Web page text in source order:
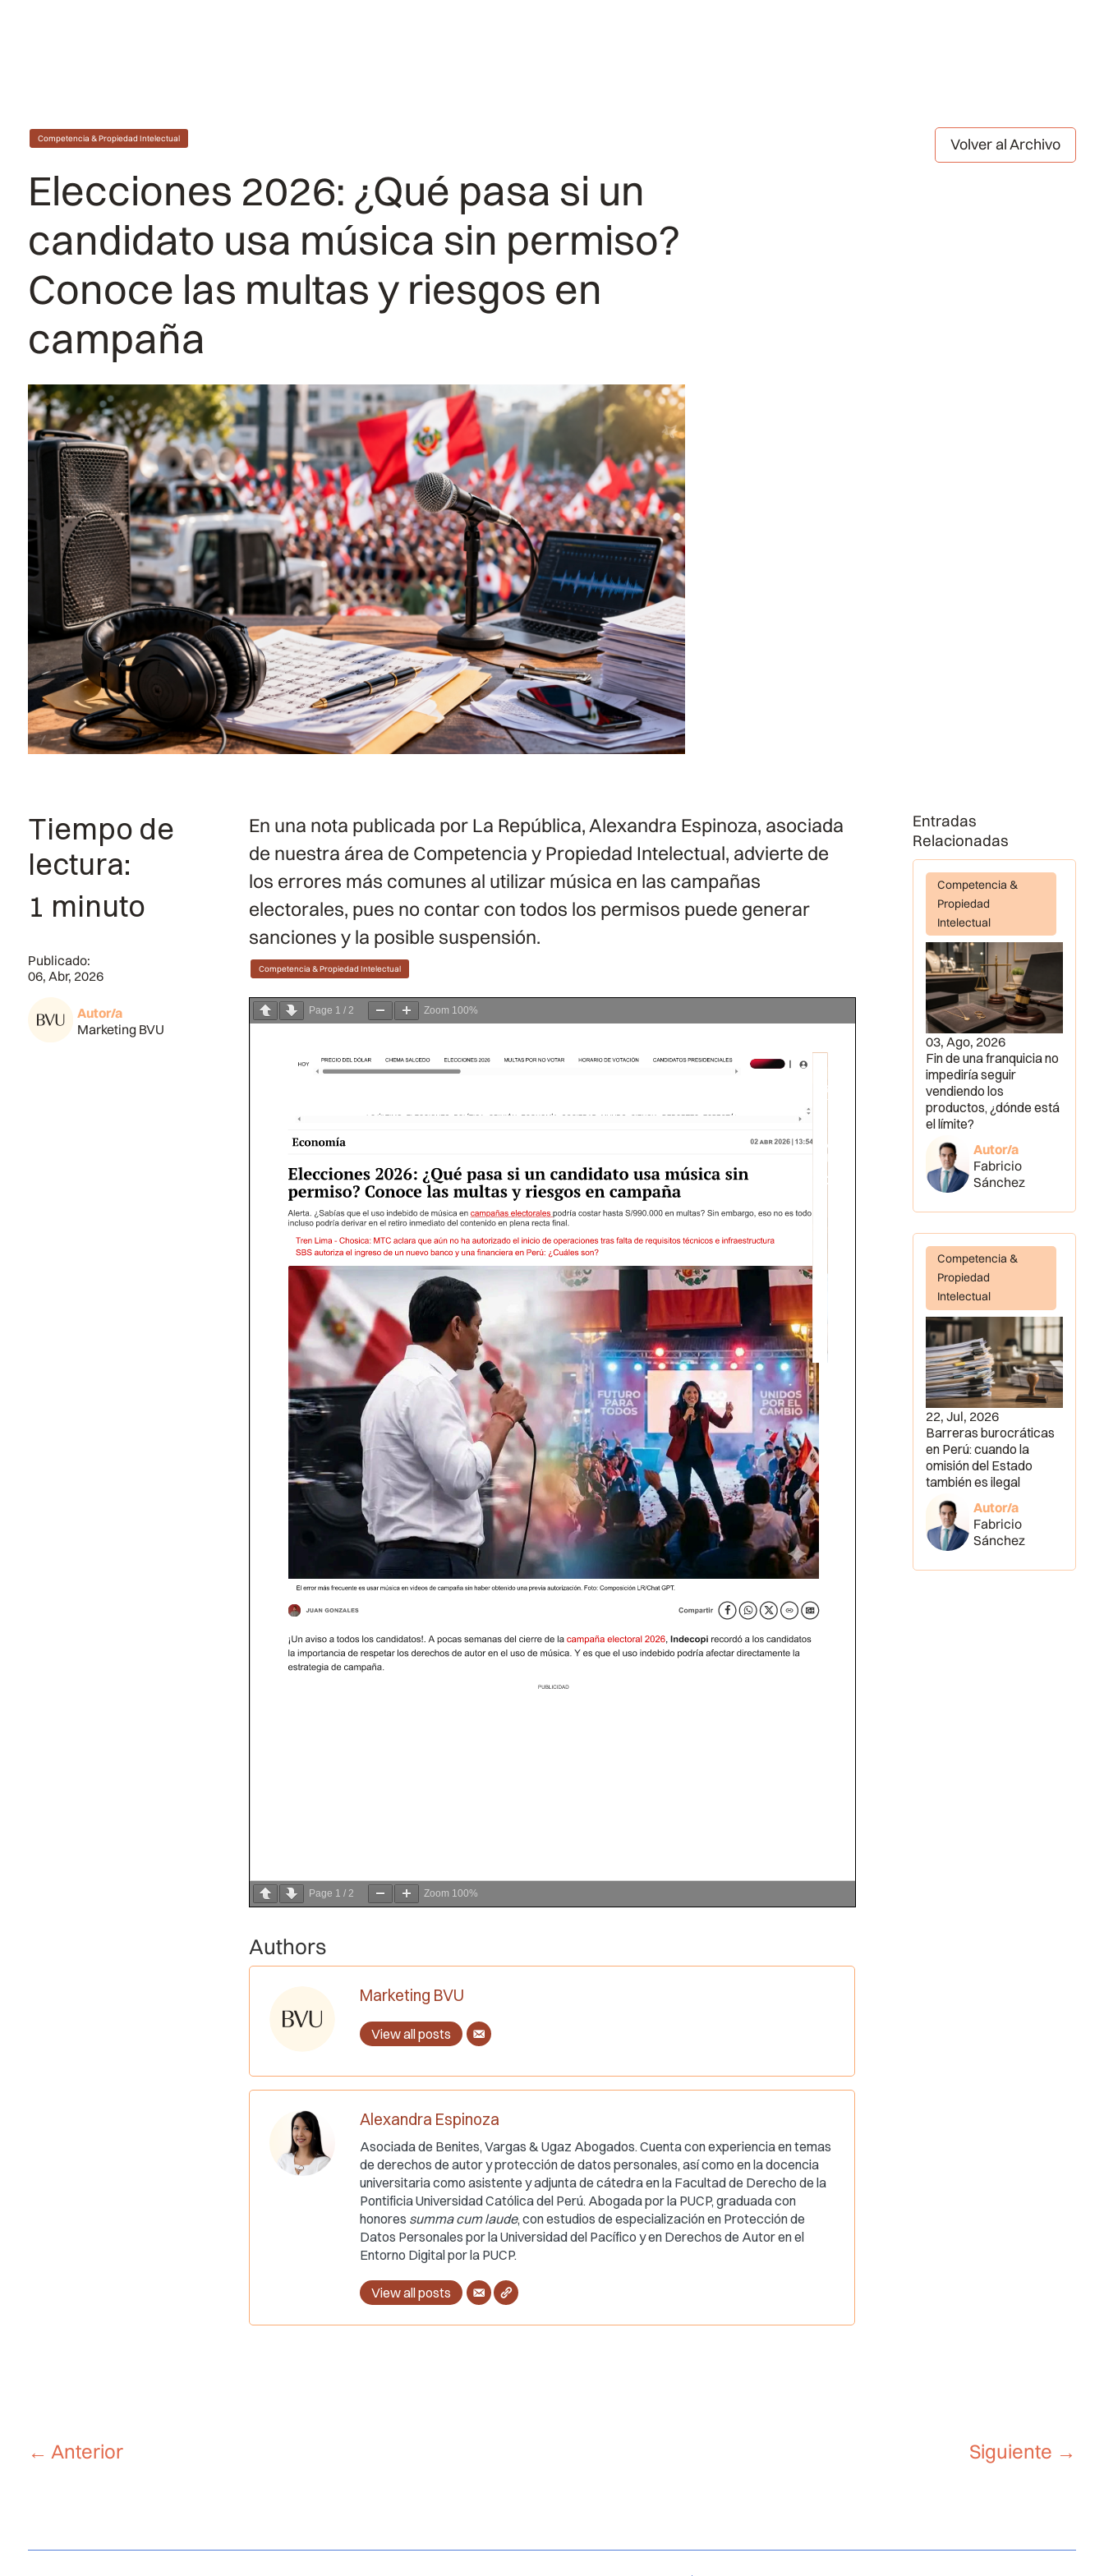
Competencia & Propiedad Intelectual
Elecciones 2026: ¿Qué pasa si un
candidato usa música sin permiso?
Conoce las multas y riesgos en
campaña
Volver al Archivo
Tiempo de
lectura:
1 minuto
Publicado:
06, Abr, 2026
Autor/a
Marketing BVU
En una nota publicada por La República, Alexandra Espinoza, asociada
de nuestra área de Competencia y Propiedad Intelectual, advierte de
los errores más comunes al utilizar música en las campañas
electorales, pues no contar con todos los permisos puede generar
sanciones y la posible suspensión.
Competencia & Propiedad Intelectual
Page 1 / 2 Zoom 100%
Page 1 / 2 Zoom 100%
Authors
Marketing BVU
View all posts
Alexandra Espinoza
Asociada de Benites, Vargas & Ugaz Abogados. Cuenta con experiencia en temas
de derechos de autor y protección de datos personales, así como en la docencia
universitaria como asistente y adjunta de cátedra en la Facultad de Derecho de la
Pontificia Universidad Católica del Perú. Abogada por la PUCP, graduada con
honores summa cum laude, con estudios de especialización en Protección de
Datos Personales por la Universidad del Pacífico y en Derechos de Autor en el
Entorno Digital por la PUCP.
View all posts
Entradas
Relacionadas
Competencia &
Propiedad
Intelectual
03, Ago, 2026
Fin de una franquicia no
impediría seguir
vendiendo los
productos, ¿dónde está
el límite?
Autor/a
Fabricio
Sánchez
Competencia &
Propiedad
Intelectual
22, Jul, 2026
Barreras burocráticas
en Perú: cuando la
omisión del Estado
también es ilegal
Autor/a
Fabricio
Sánchez
← Anterior Siguiente →